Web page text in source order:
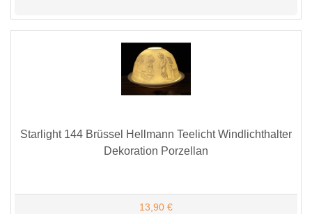
Starlight 144 Brüssel Hellmann Teelicht Windlichthalter
Dekoration Porzellan
13,90 €